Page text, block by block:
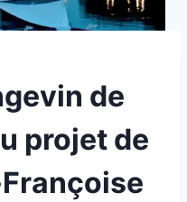
de
projet de